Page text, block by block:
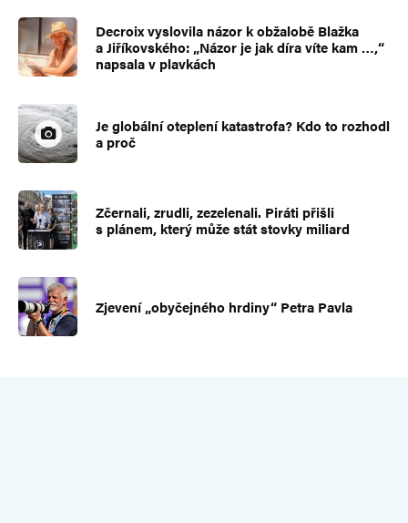
Decroix vyslovila názor k obžalobě Blažka
a Jiříkovského: „Názor je jak díra víte kam …,“
napsala v plavkách
Je globální oteplení katastrofa? Kdo to rozhodl
a proč
Zčernali, zrudli, zezelenali. Piráti přišli
s plánem, který může stát stovky miliard
Zjevení „obyčejného hrdiny“ Petra Pavla